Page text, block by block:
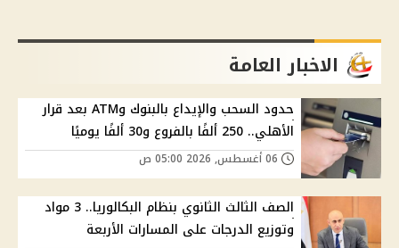
الاخبار العامة
حدود السحب والإيداع بالبنوك وATM بعد قرار
الأهلي.. 250 ألفًا بالفروع و30 ألفًا يوميًا
الصف الثالث الثانوي بنظام البكالوريا.. 3 مواد
وتوزيع الدرجات على المسارات الأربعة